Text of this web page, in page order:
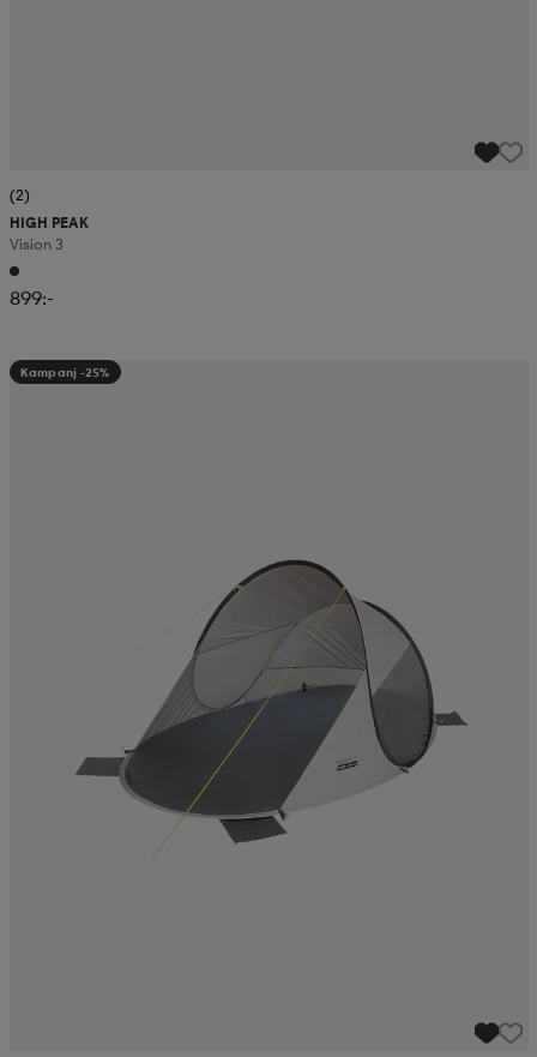
(2)
HIGH PEAK
Vision 3
899:-
Kampanj -25%